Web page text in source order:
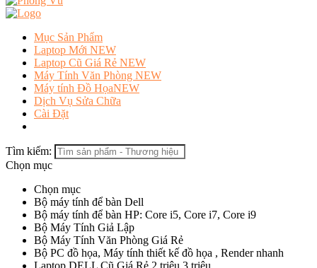
Mục Sản Phẩm
Laptop Mới NEW
Laptop Cũ Giá Rẻ NEW
Máy Tính Văn Phòng NEW
Máy tính Đồ HọaNEW
Dịch Vụ Sửa Chữa
Cài Đặt
Tìm kiếm:
Chọn mục
Chọn mục
Bộ máy tính để bàn Dell
Bộ máy tính để bàn HP: Core i5, Core i7, Core i9
Bộ Máy Tính Giả Lập
Bộ Máy Tính Văn Phòng Giá Rẻ
Bộ PC đồ họa, Máy tính thiết kế đồ họa , Render nhanh
Laptop DELL Cũ Giá Rẻ 2 triệu 3 triệu